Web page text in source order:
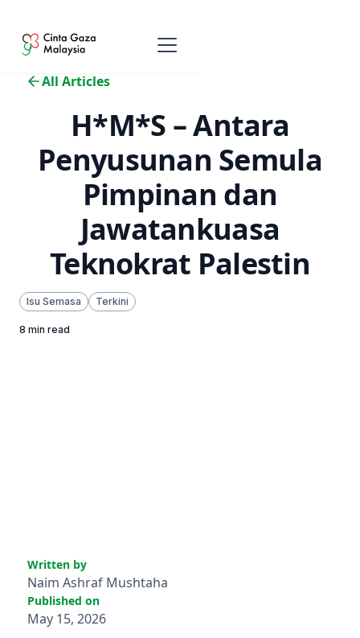
All Articles
H*M*S – Antara
Penyusunan Semula
Pimpinan dan
Jawatankuasa
Teknokrat Palestin
Isu Semasa Terkini
8 min read
Written by
Naim Ashraf Mushtaha
Published on
May 15, 2026